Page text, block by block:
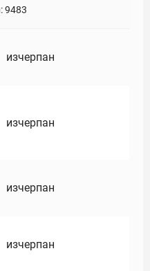
9483
изчерпан
изчерпан
изчерпан
изчерпан